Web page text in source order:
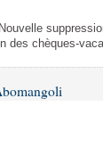
des chèques-